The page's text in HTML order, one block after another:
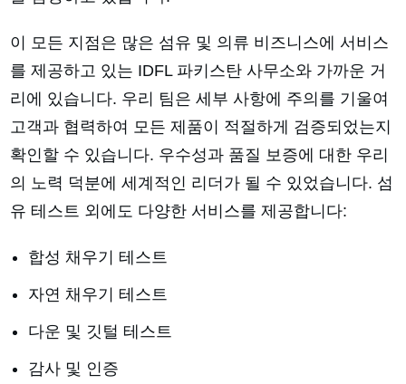
이 모든 지점은 많은 섬유 및 의류 비즈니스에 서비스
를 제공하고 있는 IDFL 파키스탄 사무소와 가까운 거
리에 있습니다. 우리 팀은 세부 사항에 주의를 기울여
고객과 협력하여 모든 제품이 적절하게 검증되었는지
확인할 수 있습니다. 우수성과 품질 보증에 대한 우리
의 노력 덕분에 세계적인 리더가 될 수 있었습니다. 섬
유 테스트 외에도 다양한 서비스를 제공합니다:
합성 채우기 테스트
자연 채우기 테스트
다운 및 깃털 테스트
감사 및 인증